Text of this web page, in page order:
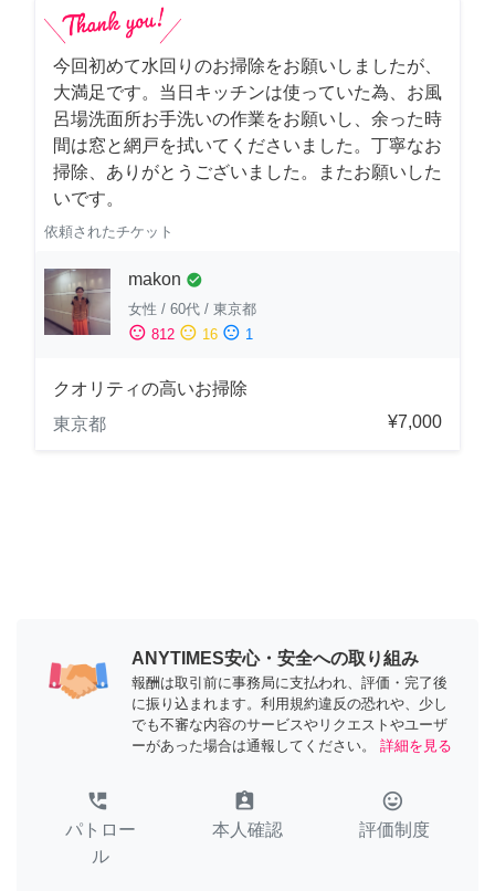
今回初めて水回りのお掃除をお願いしましたが、
大満足です。当日キッチンは使っていた為、お風
呂場洗面所お手洗いの作業をお願いし、余った時
間は窓と網戸を拭いてくださいました。丁寧なお
掃除、ありがとうございました。またお願いした
いです。
依頼されたチケット
makon check_circle
女性 / 60代 / 東京都
sentiment_satisfied 812 sentiment_neutral 16 sentiment_dissatisfied 1
クオリティの高いお掃除
東京都
¥7,000
ANYTIMES安心・安全への取り組み
報酬は取引前に事務局に支払われ、評価・完了後
に振り込まれます。利用規約違反の恐れや、少し
でも不審な内容のサービスやリクエストやユーザ
ーがあった場合は通報してください。
詳細を見る
perm_phone_msg
パトロー
ル
assignment_ind
本人確認
tag_faces
評価制度